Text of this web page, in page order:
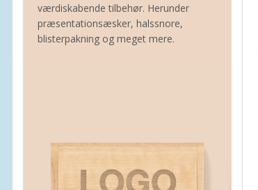
værdiskabende tilbehør. Herunder
præsentationsæsker, halssnore,
blisterpakning og meget mere.